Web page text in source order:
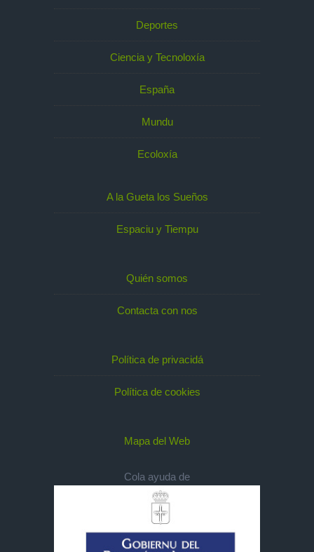
Deportes
Ciencia y Tecnoloxía
España
Mundu
Ecoloxía
A la Gueta los Sueños
Espaciu y Tiempu
Quién somos
Contacta con nos
Política de privacidá
Política de cookies
Mapa del Web
Cola ayuda de